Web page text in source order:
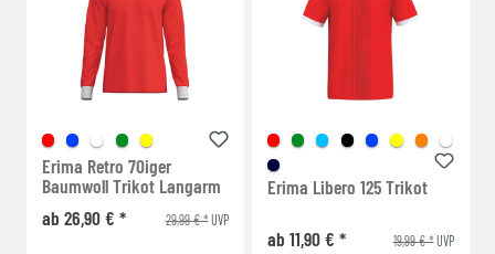
Erima Retro 70iger
Baumwoll Trikot Langarm
ab 26,90 € *
29,99 € *UVP
Erima Libero 125 Trikot
ab 11,90 € * 19,99 € *UVP